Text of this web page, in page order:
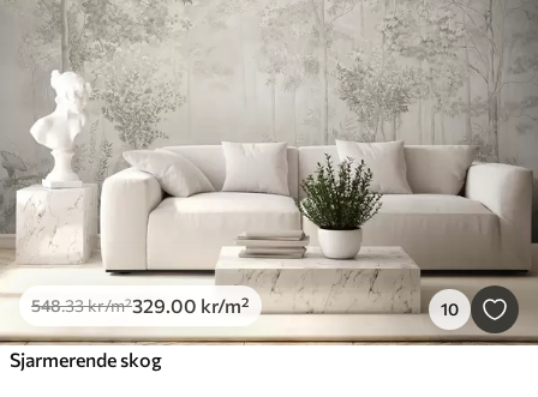
548.33kr/m²329.00 kr/m² 10
Sjarmerende skog